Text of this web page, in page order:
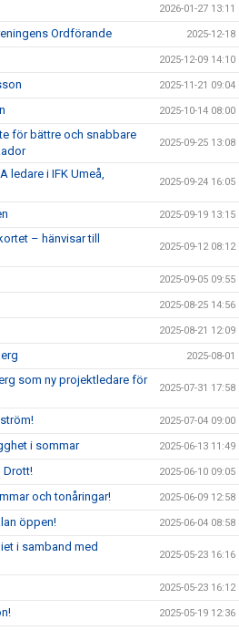
2026-01-27 13:11
Ordförande 2025-12-18
2025-12-09 14:10
2025-11-21 09:04
2025-10-14 08:00
för bättre och snabbare
2025-09-25 13:08
ledare i IFK Umeå,
2025-09-24 16:05
2025-09-19 13:15
– hänvisar till
2025-09-12 08:12
2025-09-05 09:55
2025-08-25 14:56
2025-08-21 12:09
2025-08-01
som ny projektledare för
2025-07-31 17:58
2025-07-04 09:00
i sommar 2025-06-13 11:49
Drott! 2025-06-10 09:05
och tonåringar! 2025-06-09 12:58
öppen! 2025-06-04 08:58
i samband med
2025-05-23 16:16
2025-05-23 16:12
2025-05-19 12:36